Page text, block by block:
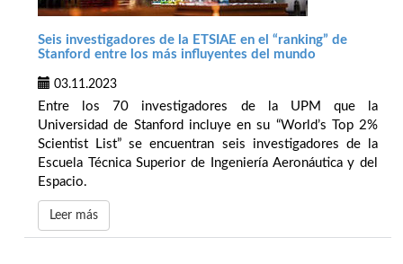
Seis investigadores de la ETSIAE en el “ranking” de
Stanford entre los más influyentes del mundo
03.11.2023
Entre los 70 investigadores de la UPM que la
Universidad de Stanford incluye en su “World’s Top 2%
Scientist List” se encuentran seis investigadores de la
Escuela Técnica Superior de Ingeniería Aeronáutica y del
Espacio.
Leer más